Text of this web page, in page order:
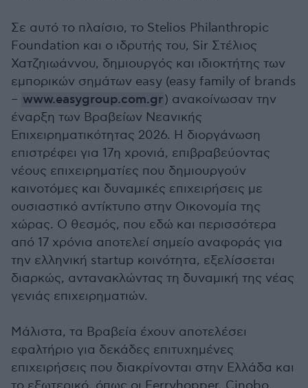
Σε αυτό το πλαίσιο, το Stelios Philanthropic
Foundation και ο ιδρυτής του, Sir Στέλιος
Χατζηιωάννου, δημιουργός και ιδιοκτήτης των
εμπορικών σημάτων easy (easy family of brands
– www.easygroup.com.gr) ανακοίνωσαν την
έναρξη των Βραβείων Νεανικής
Επιχειρηματικότητας 2026. Η διοργάνωση
επιστρέφει για 17η χρονιά, επιβραβεύοντας
νέους επιχειρηματίες που δημιουργούν
καινοτόμες και δυναμικές επιχειρήσεις με
ουσιαστικό αντίκτυπο στην Οικονομία της
χώρας. Ο θεσμός, που εδώ και περισσότερα
από 17 χρόνια αποτελεί σημείο αναφοράς για
την ελληνική startup κοινότητα, εξελίσσεται
διαρκώς, αντανακλώντας τη δυναμική της νέας
γενιάς επιχειρηματιών.
Μάλιστα, τα Βραβεία έχουν αποτελέσει
εφαλτήριο για δεκάδες επιτυχημένες
επιχειρήσεις που διακρίνονται στην Ελλάδα και